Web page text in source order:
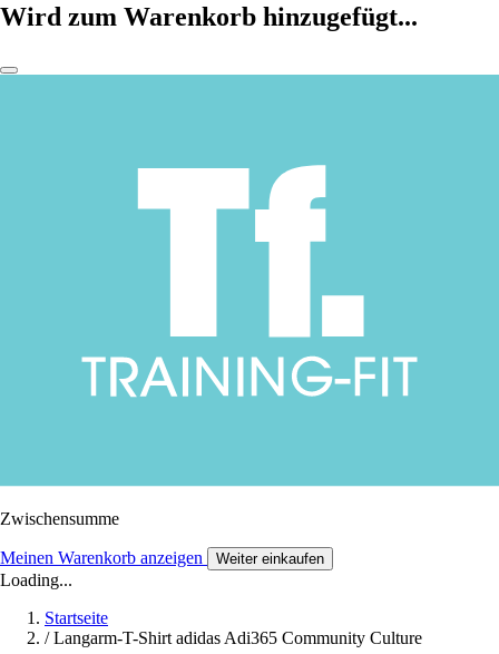
Wird zum Warenkorb hinzugefügt...
Zwischensumme
Meinen Warenkorb anzeigen Weiter einkaufen
Loading...
Startseite
/ Langarm-T-Shirt adidas Adi365 Community Culture